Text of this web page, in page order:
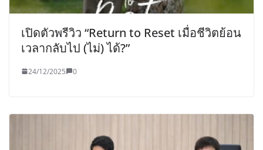
เปิดตัวพรีวิว “Return to Reset เมื่อชีวิตย้อน
เวลากลับไป (ไม่) ได้?”
24/12/2025 0